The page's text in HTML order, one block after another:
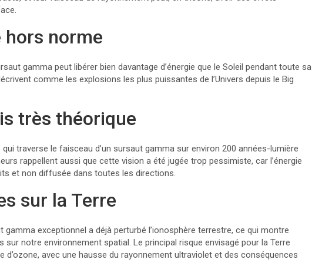
hors norme
gamma peut libérer bien davantage d’énergie que le Soleil pendant toute sa
comme les explosions les plus puissantes de l’Univers depuis le Big
très théorique
traverse le faisceau d’un sursaut gamma sur environ 200 années-lumière
rappellent aussi que cette vision a été jugée trop pessimiste, car l’énergie
et non diffusée dans toutes les directions.
sur la Terre
exceptionnel a déjà perturbé l’ionosphère terrestre, ce qui montre
sur notre environnement spatial. Le principal risque envisagé pour la Terre
avec une hausse du rayonnement ultraviolet et des conséquences